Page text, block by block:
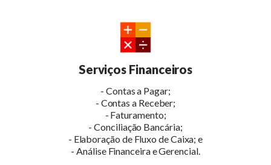
Serviços Financeiros
- Contas a Pagar;
- Contas a Receber;
- Faturamento;
- Conciliação Bancária;
- Elaboração de Fluxo de Caixa; e
- Análise Financeira e Gerencial.